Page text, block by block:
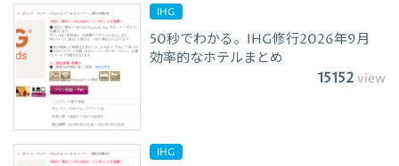
IHG
50秒でわかる。IHG修行2026年9月
効率的なホテルまとめ
15152 view
IHG